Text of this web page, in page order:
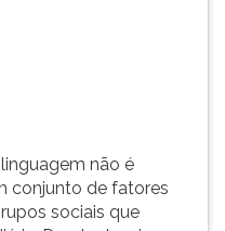
não é
conjunto de fatores
sociais que